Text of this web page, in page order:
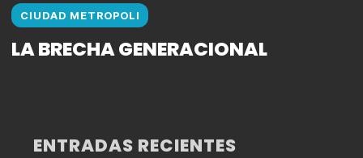
CIUDAD METROPOLI
LA BRECHA GENERACIONAL
ENTRADAS RECIENTES